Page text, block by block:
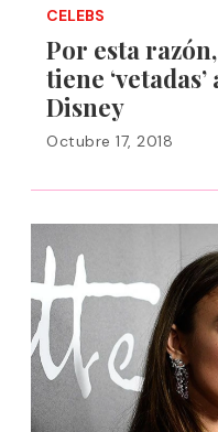
CELEBS
Por esta
tiene
Disney
Octubre 17, 2018